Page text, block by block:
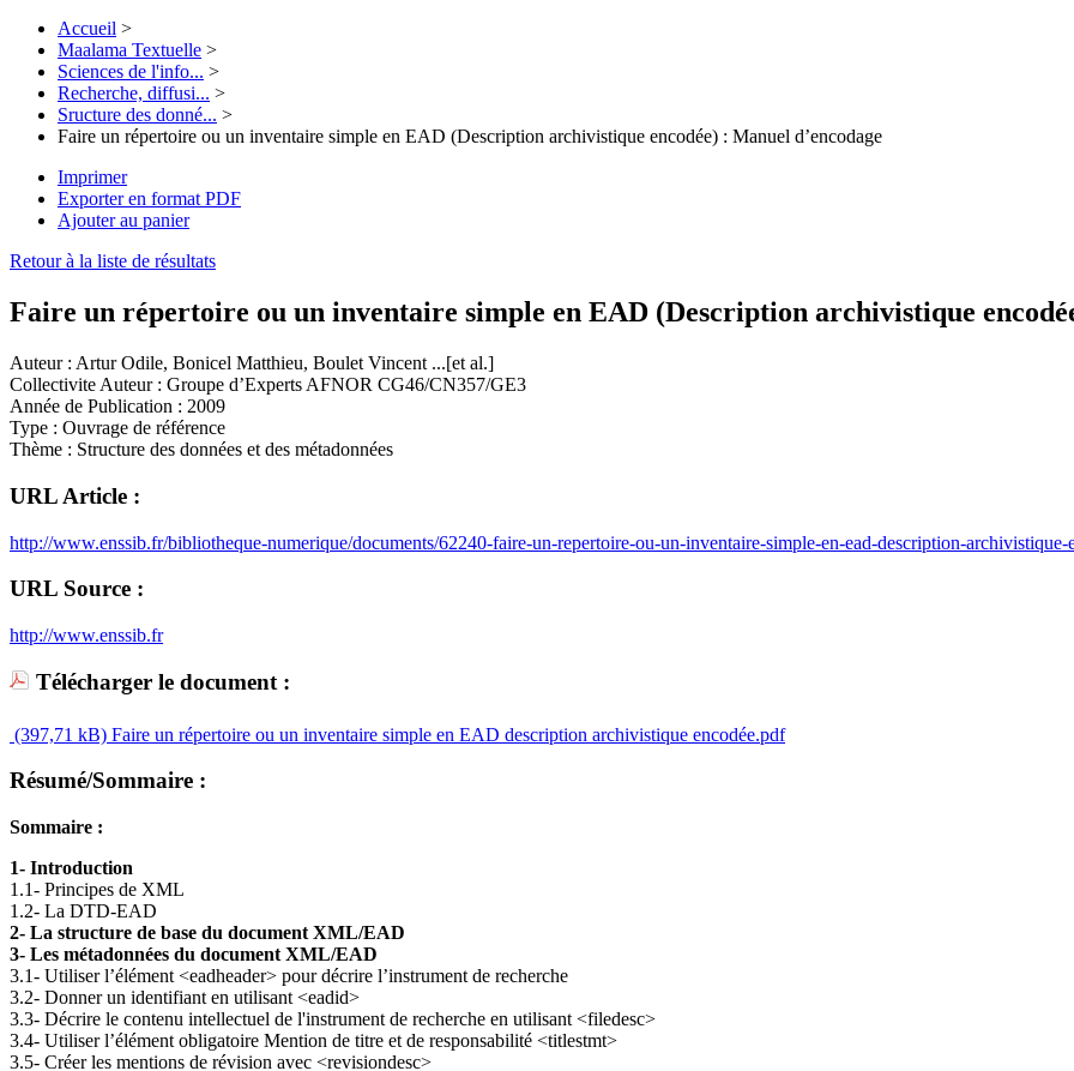
Accueil >
Maalama Textuelle >
Sciences de l'info... >
Recherche, diffusi... >
Sructure des donné... >
Faire un répertoire ou un inventaire simple en EAD (Description archivistique encodée) : Manuel d’encodage
Imprimer
Exporter en format PDF
Ajouter au panier
Retour à la liste de résultats
Faire un répertoire ou un inventaire simple en EAD (Description archivistique
Auteur : Artur Odile, Bonicel Matthieu, Boulet Vincent ...[et al.]
Collectivite Auteur : Groupe d’Experts AFNOR CG46/CN357/GE3
Année de Publication : 2009
Type : Ouvrage de référence
Thème : Structure des données et des métadonnées
URL Article :
http://www.enssib.fr/bibliotheque-numerique/documents/62240-faire-un-repertoire-ou-un-inventaire-simple-en-ead-description-archivistique-
URL Source :
http://www.enssib.fr
Télécharger le document :
(397,71 kB) Faire un répertoire ou un inventaire simple en EAD description archivistique encodée.pdf
Résumé/Sommaire :
Sommaire :
1- Introduction
1.1- Principes de XML
1.2- La DTD-EAD
2- La structure de base du document XML/EAD
3- Les métadonnées du document XML/EAD
3.1- Utiliser l’élément <eadheader> pour décrire l’instrument de recherche
3.2- Donner un identifiant en utilisant <eadid>
3.3- Décrire le contenu intellectuel de l'instrument de recherche en utilisant <filedesc>
3.4- Utiliser l’élément obligatoire Mention de titre et de responsabilité <titlestmt>
3.5- Créer les mentions de révision avec <revisiondesc>